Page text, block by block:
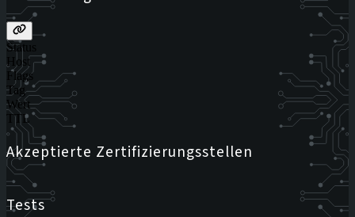
Status
Host
Flags
Tag
Wert
TTL
Akzeptierte Zertifizierungsstellen
Tests